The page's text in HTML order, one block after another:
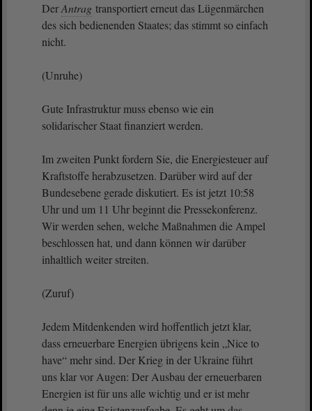
DerAntrag transportiert erneut das Lügenmärchen
des sich bedienenden Staates; das stimmt so einfach
nicht.
(Unruhe)
Gute Infrastruktur muss ebenso wie ein
solidarischer Staat finanziert werden.
Im zweiten Punkt fordern Sie, die Energiesteuer auf
Kraftstoffe herabzusetzen. Darüber wird auf der
Bundesebene gerade diskutiert. Es ist jetzt 10:58
Uhr und um 11 Uhr beginnt die Pressekonferenz.
Wir werden sehen, welche Maßnahmen die Ampel
beschlossen hat, und dann können wir darüber
inhaltlich weiter streiten.
(Zuruf)
Jedem Mitdenkenden wird hoffentlich jetzt klar,
dass erneuerbare Energien übrigens kein „Nice to
have“ mehr sind. Der Krieg in der Ukraine führt
uns klar vor Augen: Der Ausbau der erneuerbaren
Energien ist für uns alle wichtig und er ist mehr